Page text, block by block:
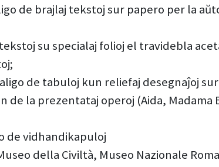
de brajlaj tekstoj sur papero per la
su specialaj folioj el travidebla
de tabuloj kun reliefaj desegnaĵoj sur
de la prezentataj operoj (Aida,
de vidhandikapuloj
della Civiltà, Museo Nazionale